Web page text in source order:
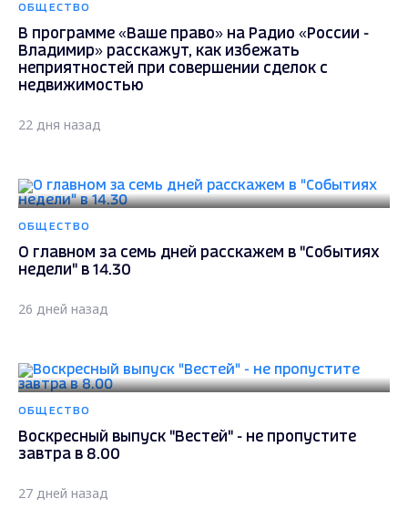
ОБЩЕСТВО
В программе «Ваше право» на Радио «России -
Владимир» расскажут, как избежать
неприятностей при совершении сделок с
недвижимостью
22 дня назад
ОБЩЕСТВО
О главном за семь дней расскажем в "Событиях
недели" в 14.30
26 дней назад
ОБЩЕСТВО
Воскресный выпуск "Вестей" - не пропустите
завтра в 8.00
27 дней назад